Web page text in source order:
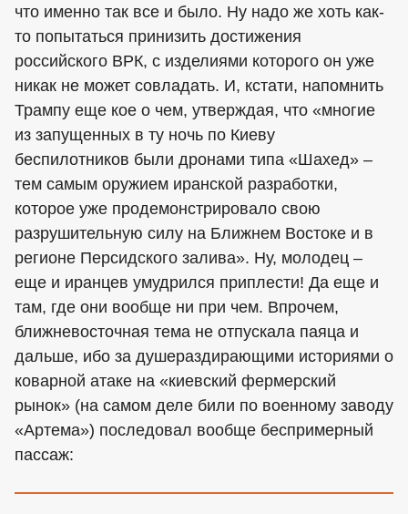
что именно так все и было. Ну надо же хоть как-
то попытаться принизить достижения
российского ВРК, с изделиями которого он уже
никак не может совладать. И, кстати, напомнить
Трампу еще кое о чем, утверждая, что «многие
из запущенных в ту ночь по Киеву
беспилотников были дронами типа «Шахед» –
тем самым оружием иранской разработки,
которое уже продемонстрировало свою
разрушительную силу на Ближнем Востоке и в
регионе Персидского залива». Ну, молодец –
еще и иранцев умудрился приплести! Да еще и
там, где они вообще ни при чем. Впрочем,
ближневосточная тема не отпускала паяца и
дальше, ибо за душераздирающими историями о
коварной атаке на «киевский фермерский
рынок» (на самом деле били по военному заводу
«Артема») последовал вообще беспримерный
пассаж: